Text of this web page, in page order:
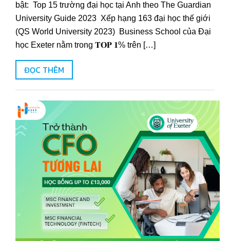
bật: Top 15 trường đại học tại Anh theo The Guardian
University Guide 2023 Xếp hạng 163 đại học thế giới
(QS World University 2023) Business School của Đại
học Exeter nằm trong 𝐓𝐎𝐏 𝟏% trên […]
ĐỌC THÊM